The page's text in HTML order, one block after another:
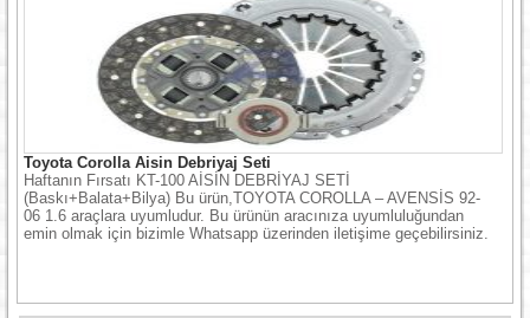
Toyota Corolla Aisin Debriyaj Seti
Haftanın Fırsatı KT-100 AİSİN DEBRİYAJ SETİ
(Baskı+Balata+Bilya) Bu ürün,TOYOTA COROLLA – AVENSİS 92-
06 1.6 araçlara uyumludur. Bu ürünün aracınıza uyumluluğundan
emin olmak için bizimle Whatsapp üzerinden iletişime geçebilirsiniz.